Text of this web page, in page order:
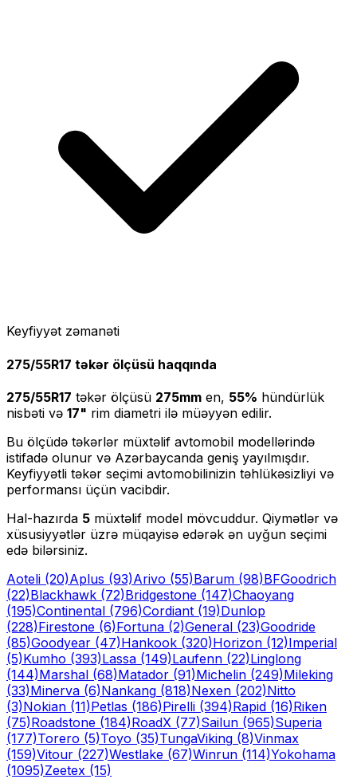
Keyfiyyət zəmanəti
275/55R17 təkər ölçüsü haqqında
275/55R17 təkər ölçüsü 275mm en, 55% hündürlük
nisbəti və 17" rim diametri ilə müəyyən edilir.
Bu ölçüdə təkərlər müxtəlif avtomobil modellərində
istifadə olunur və Azərbaycanda geniş yayılmışdır.
Keyfiyyətli təkər seçimi avtomobilinizin təhlükəsizliyi və
performansı üçün vacibdir.
Hal-hazırda 5 müxtəlif model mövcuddur. Qiymətlər və
xüsusiyyətlər üzrə müqayisə edərək ən uyğun seçimi
edə bilərsiniz.
Aoteli (20)Aplus (93)Arivo (55)Barum (98)BFGoodrich
(22)Blackhawk (72)Bridgestone (147)Chaoyang
(195)Continental (796)Cordiant (19)Dunlop
(228)Firestone (6)Fortuna (2)General (23)Goodride
(85)Goodyear (47)Hankook (320)Horizon (12)Imperial
(5)Kumho (393)Lassa (149)Laufenn (22)Linglong
(144)Marshal (68)Matador (91)Michelin (249)Mileking
(33)Minerva (6)Nankang (818)Nexen (202)Nitto
(3)Nokian (11)Petlas (186)Pirelli (394)Rapid (16)Riken
(75)Roadstone (184)RoadX (77)Sailun (965)Superia
(177)Torero (5)Toyo (35)TungaViking (8)Vinmax
(159)Vitour (227)Westlake (67)Winrun (114)Yokohama
(1095)Zeetex (15)